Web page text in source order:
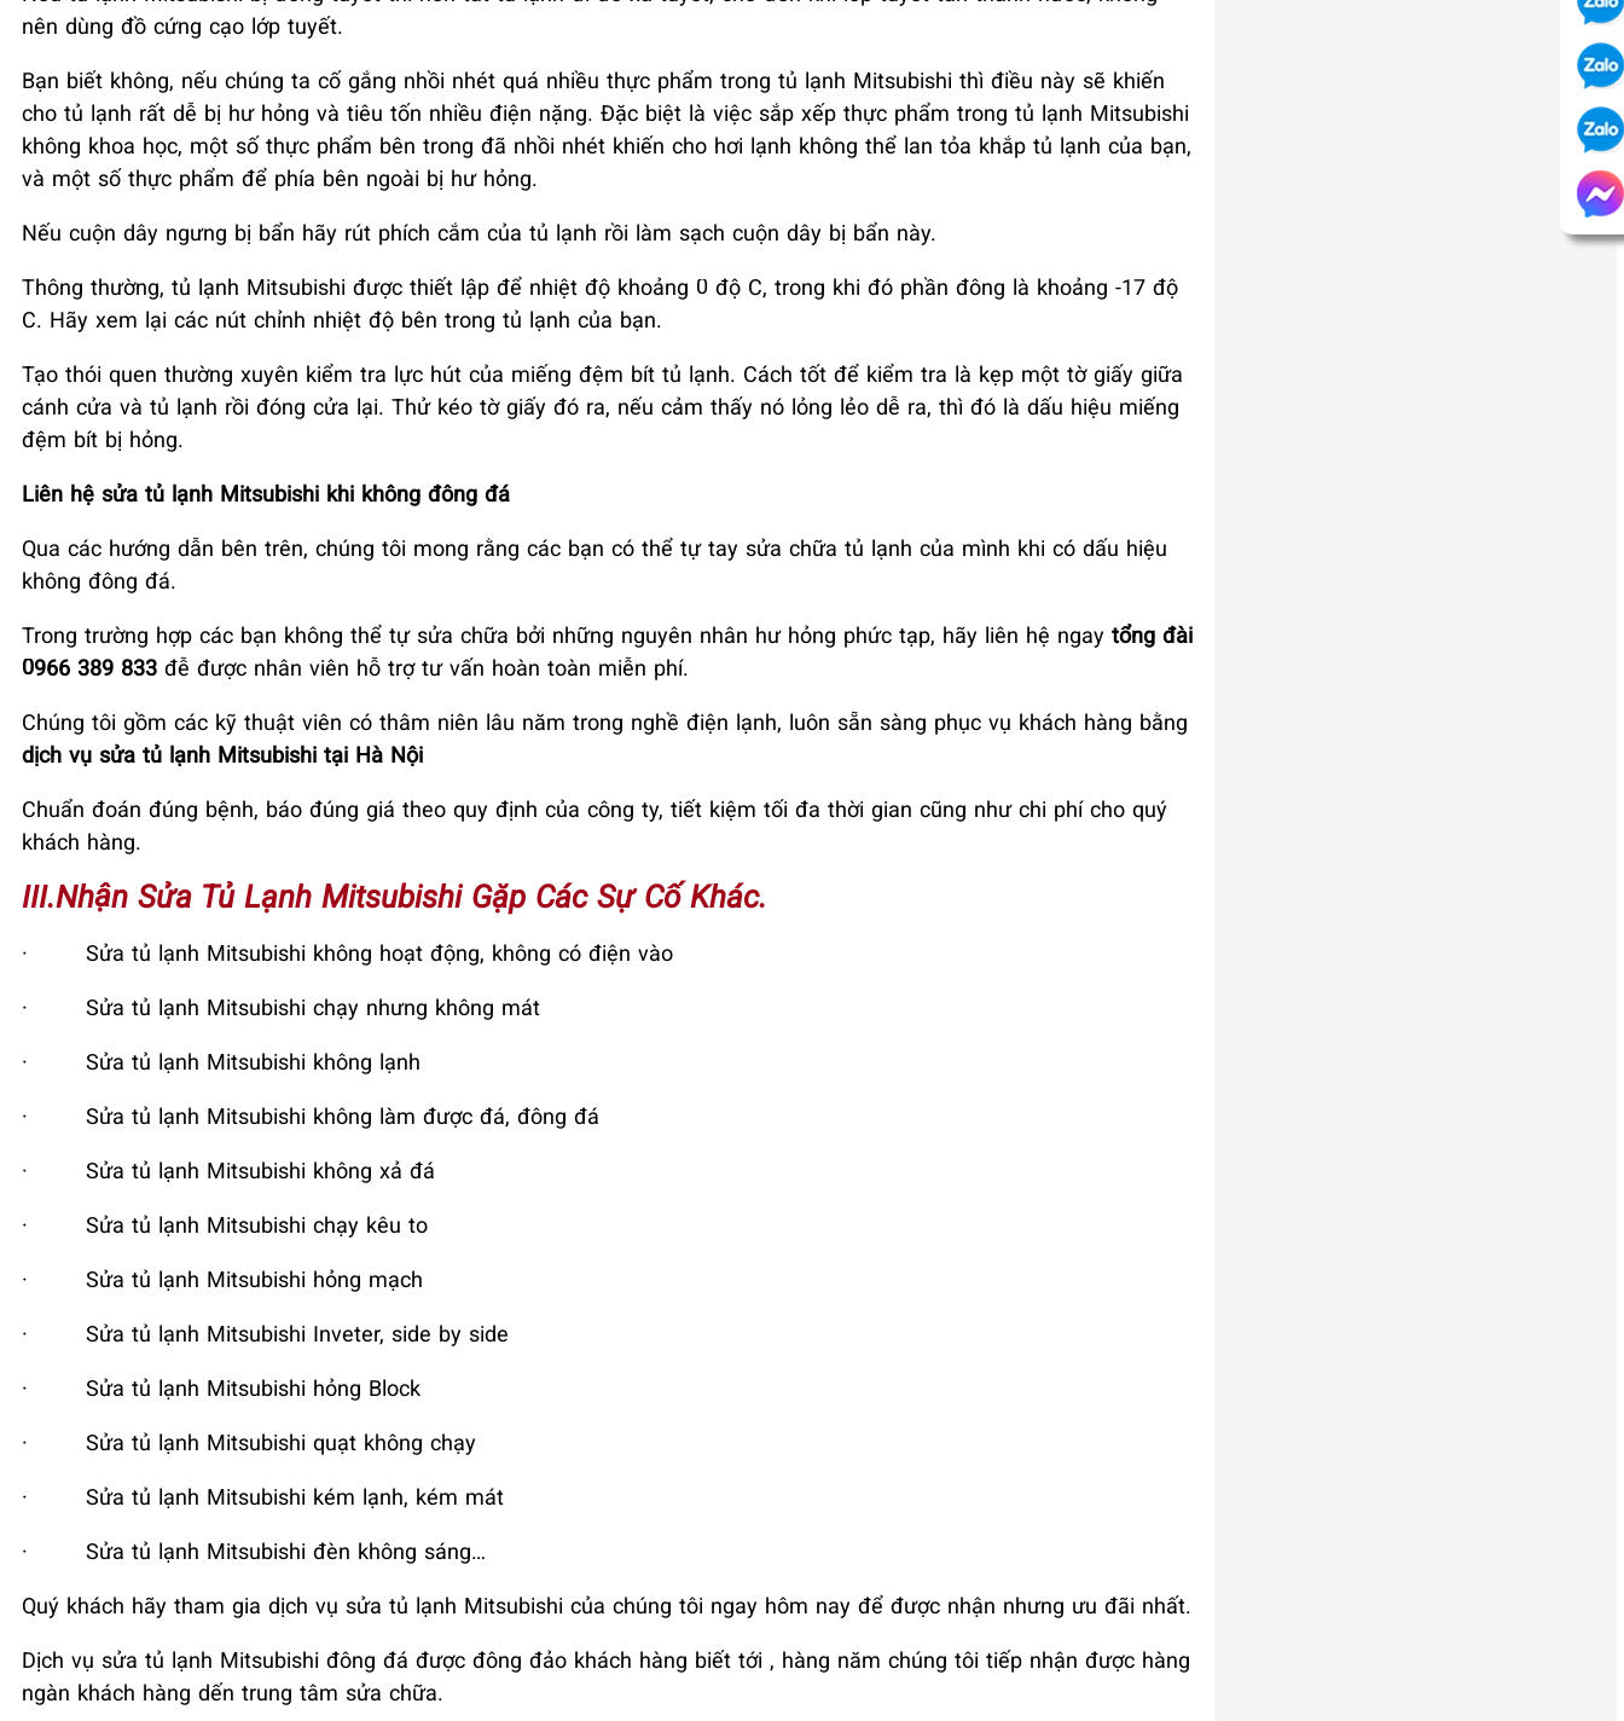
nên dùng đồ cứng cạo lớp tuyết.
Bạn biết không, nếu chúng ta cố gắng nhồi nhét quá nhiều thực phẩm trong tủ lạnh Mitsubishi thì điều này sẽ khiến
cho tủ lạnh rất dễ bị hư hỏng và tiêu tốn nhiều điện nặng. Đặc biệt là việc sắp xếp thực phẩm trong tủ lạnh Mitsubishi
không khoa học, một số thực phẩm bên trong đã nhồi nhét khiến cho hơi lạnh không thể lan tỏa khắp tủ lạnh của bạn,
và một số thực phẩm để phía bên ngoài bị hư hỏng.
Nếu cuộn dây ngưng bị bẩn hãy rút phích cắm của tủ lạnh rồi làm sạch cuộn dây bị bẩn này.
Thông thường, tủ lạnh Mitsubishi được thiết lập để nhiệt độ khoảng 0 độ C, trong khi đó phần đông là khoảng -17 độ
C. Hãy xem lại các nút chỉnh nhiệt độ bên trong tủ lạnh của bạn.
Tạo thói quen thường xuyên kiểm tra lực hút của miếng đệm bít tủ lạnh. Cách tốt để kiểm tra là kẹp một tờ giấy giữa
cánh cửa và tủ lạnh rồi đóng cửa lại. Thử kéo tờ giấy đó ra, nếu cảm thấy nó lỏng lẻo dễ ra, thì đó là dấu hiệu miếng
đệm bít bị hỏng.
Liên hệ sửa tủ lạnh Mitsubishi khi không đông đá
Qua các hướng dẫn bên trên, chúng tôi mong rằng các bạn có thể tự tay sửa chữa tủ lạnh của mình khi có dấu hiệu
không đông đá.
Trong trường hợp các bạn không thể tự sửa chữa bởi những nguyên nhân hư hỏng phức tạp, hãy liên hệ ngay tổng đài
0966 389 833 đễ được nhân viên hỗ trợ tư vấn hoàn toàn miễn phí.
Chúng tôi gồm các kỹ thuật viên có thâm niên lâu năm trong nghề điện lạnh, luôn sẵn sàng phục vụ khách hàng bằng
dịch vụ sửa tủ lạnh Mitsubishi tại Hà Nội
Chuẩn đoán đúng bệnh, báo đúng giá theo quy định của công ty, tiết kiệm tối đa thời gian cũng như chi phí cho quý
khách hàng.
III.Nhận Sửa Tủ Lạnh Mitsubishi Gặp Các Sự Cố Khác.
· Sửa tủ lạnh Mitsubishi không hoạt động, không có điện vào
· Sửa tủ lạnh Mitsubishi chạy nhưng không mát
· Sửa tủ lạnh Mitsubishi không lạnh
· Sửa tủ lạnh Mitsubishi không làm được đá, đông đá
· Sửa tủ lạnh Mitsubishi không xả đá
· Sửa tủ lạnh Mitsubishi chạy kêu to
· Sửa tủ lạnh Mitsubishi hỏng mạch
· Sửa tủ lạnh Mitsubishi Inveter, side by side
· Sửa tủ lạnh Mitsubishi hỏng Block
· Sửa tủ lạnh Mitsubishi quạt không chạy
· Sửa tủ lạnh Mitsubishi kém lạnh, kém mát
· Sửa tủ lạnh Mitsubishi đèn không sáng…
Quý khách hãy tham gia dịch vụ sửa tủ lạnh Mitsubishi của chúng tôi ngay hôm nay để được nhận nhưng ưu đãi nhất.
Dịch vụ sửa tủ lạnh Mitsubishi đông đá được đông đảo khách hàng biết tới , hàng năm chúng tôi tiếp nhận được hàng
ngàn khách hàng dến trung tâm sửa chữa.